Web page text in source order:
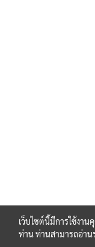
เว็บไซต์นี้มีการใช้งา
ท่าน ท่านสามารถอ่าน